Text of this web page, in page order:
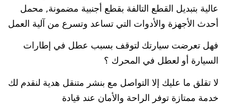
عالية بتبديل القطع التالفة بقطع أجنبية مضمونة, محمل
أحدث الأجهزة والأدوات التي تساعد وتسرع من آلية العمل
فهل تعرضت سيارتك لتوقف بسبب عطل في إطارات
السيارة أو لعطل في المحرك ؟
لا تقلق ما عليك إلا التواصل مع بنشر متنقل هدية لنقدم لك
خدمة ممتازة توفر الراحة والأمان عند قيادة